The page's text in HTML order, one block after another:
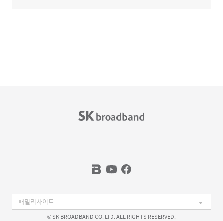
© SK BROADBAND CO. LTD. ALL RIGHTS RESERVED.